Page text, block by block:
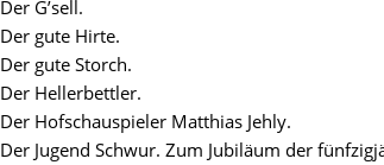
Der G’sell.
Der gute Hirte.
Der gute Storch.
Der Hellerbettler.
Der Hofschauspieler Matthias Jehly.
Der Jugend Schwur. Zum Jubiläum der